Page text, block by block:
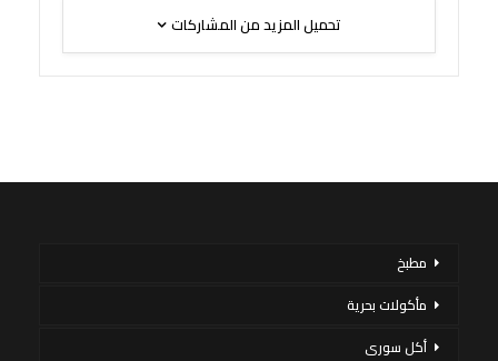
تحميل المزيد من المشاركات
مطبخ
مأكولات بحرية
أكل سورى